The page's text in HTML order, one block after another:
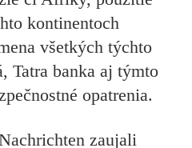
kontinentoch
všetkých týchto
Tatra banka aj týmto
opatrenia.
zaujali